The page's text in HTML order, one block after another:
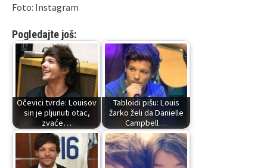
Foto: Instagram
Pogledajte još:
Očevici tvrde: Louisov
sin je pljunuti otac,
zvaće…
Tabloidi pišu: Louis
žarko želi da Danielle
Campbell…